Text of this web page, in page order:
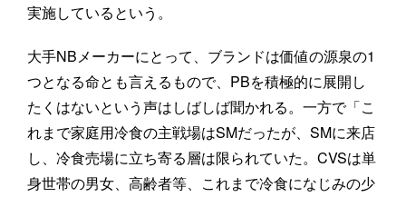
実施しているという。
大手NBメーカーにとって、ブランドは価値の源泉の1
つとなる命とも言えるもので、PBを積極的に展開し
たくはないという声はしばしば聞かれる。一方で「こ
れまで家庭用冷食の主戦場はSMだったが、SMに来店
し、冷食売場に立ち寄る層は限られていた。CVSは単
身世帯の男女、高齢者等、これまで冷食になじみの少